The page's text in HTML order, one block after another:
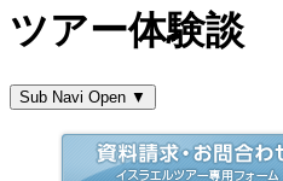
ツアー体験談
Sub Navi Open ▼